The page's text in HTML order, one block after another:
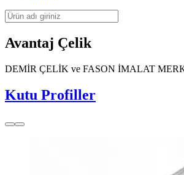
Avantaj Çelik
DEMİR ÇELİK ve FASON İMALAT
Kutu Profiller